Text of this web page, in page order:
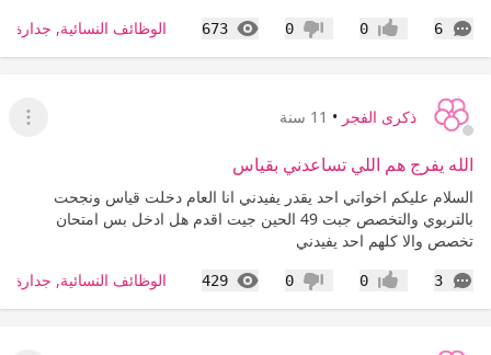
6
التعليقات إعجاب0 عدم إعجاب
0
673
المشاهدات الوظائف النسائية,
ذكرى الفجر • 11 سنة
عرض
الله يفرج هم اللي تساعدني بقياس
السلام عليكم اخواتي احد يقدر يفيدني انا العام دخلت قياس ونجحت
بالتربوي والتخصص جبت 49 الحين جيت اقدم هل ادخل بس امتحان
تخصص والا كلهم احد يفيدني
3
التعليقات إعجاب0 عدم إعجاب
0
429
المشاهدات الوظائف النسائية,